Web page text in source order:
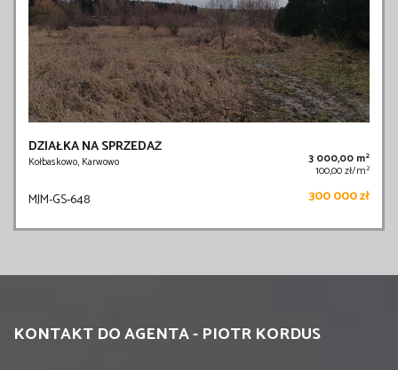
DZIAŁKA NA SPRZEDAŻ
Kołbaskowo, Karwowo 3 000,00 m2
100,00 zł/m2
MJM-GS-648 300 000 zł
KONTAKT DO AGENTA - PIOTR KORDUS